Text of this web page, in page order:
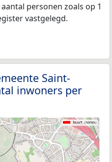
personen zoals op 1
vastgelegd.
Saint-
inwoners per